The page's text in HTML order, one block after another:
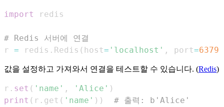
import
# Redis 서버에 연결
r = redis . Redis ( host= 'localhost' , port=6379
값을 설정하고 가져와서 연결을 테스트할 수 있습니다. (Redis)
r . set ( 'name' , 'Alice' )
print ( r . get ( 'name' ) ) # 출력: b'Alice'